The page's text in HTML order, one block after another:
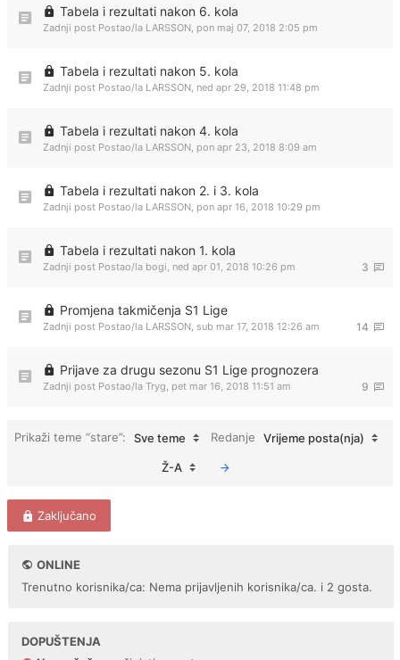
Tabela i rezultati nakon 6. kola
Zadnji post Postao/la LARSSON, pon maj 07, 2018 2:05 pm
Tabela i rezultati nakon 5. kola
Zadnji post Postao/la LARSSON, ned apr 29, 2018 11:48 pm
Tabela i rezultati nakon 4. kola
Zadnji post Postao/la LARSSON, pon apr 23, 2018 8:09 am
Tabela i rezultati nakon 2. i 3. kola
Zadnji post Postao/la LARSSON, pon apr 16, 2018 10:29 pm
Tabela i rezultati nakon 1. kola
3
Zadnji post Postao/la bogi, ned apr 01, 2018 10:26 pm
Promjena takmičenja S1 Lige
14
Zadnji post Postao/la LARSSON, sub mar 17, 2018 12:26 am
Prijave za drugu sezonu S1 Lige prognozera
9
Zadnji post Postao/la Tryg, pet mar 16, 2018 11:51 am
Prikaži teme “stare”: Sve teme Redanje Vrijeme posta(nja)
Ž-A
Zaključano
ONLINE
Trenutno korisnika/ca: Nema prijavljenih korisnika/ca. i 2 gosta.
DOPUŠTENJA